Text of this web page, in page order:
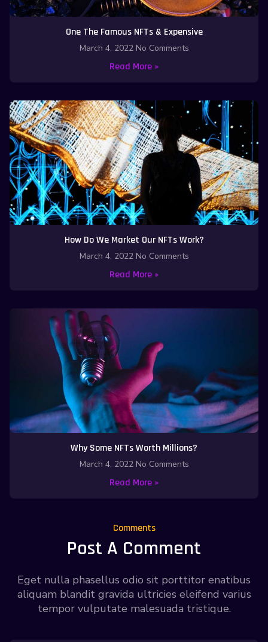
One The Famous NFTs & Expensive
March 4, 2022 No Comments
Read More »
How Do We Market Our NFTs Work?
March 4, 2022 No Comments
Read More »
Why Some NFTs Worth Millions?
March 4, 2022 No Comments
Read More »
Comments
Post A Comment
Eget nulla phasellus odio sit porttitor enatibus
aliquam blandit gravida ultricies eleifend varius
tempor vulputate malesuada tristique.